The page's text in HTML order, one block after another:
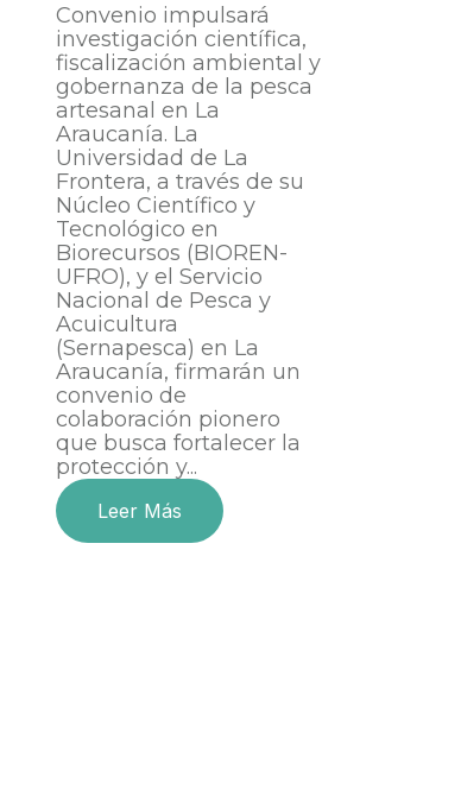
Convenio impulsará
investigación científica,
fiscalización ambiental y
gobernanza de la pesca
artesanal en La
Araucanía. La
Universidad de La
Frontera, a través de su
Núcleo Científico y
Tecnológico en
Biorecursos (BIOREN-
UFRO), y el Servicio
Nacional de Pesca y
Acuicultura
(Sernapesca) en La
Araucanía, firmarán un
convenio de
colaboración pionero
que busca fortalecer la
protección y...
Leer Más